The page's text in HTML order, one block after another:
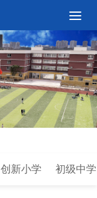
创新小学 初级中学